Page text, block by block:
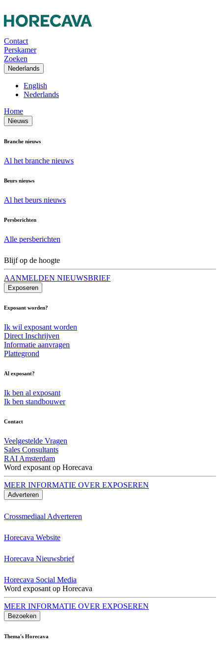
Contact
Perskamer
Zoeken
Nederlands
English
Nederlands
Home
Nieuws
Branche nieuws
Al het branche nieuws
Beurs nieuws
Al het beurs nieuws
Persberichten
Alle persberichten
Blijf op de hoogte
AANMELDEN NIEUWSBRIEF
Exposeren
Exposant worden?
Ik wil exposant worden
Direct Inschrijven
Informatie aanvragen
Plattegrond
Al exposant?
Ik ben al exposant
Ik ben standbouwer
Contact
Veelgestelde Vragen
Sales Consultants
RAI Amsterdam
Word exposant op Horecava
MEER INFORMATIE OVER EXPOSEREN
Adverteren
Crossmediaal Adverteren
Horecava Website
Horecava Nieuwsbrief
Horecava Social Media
Word exposant op Horecava
MEER INFORMATIE OVER EXPOSEREN
Bezoeken
Thema's Horecava